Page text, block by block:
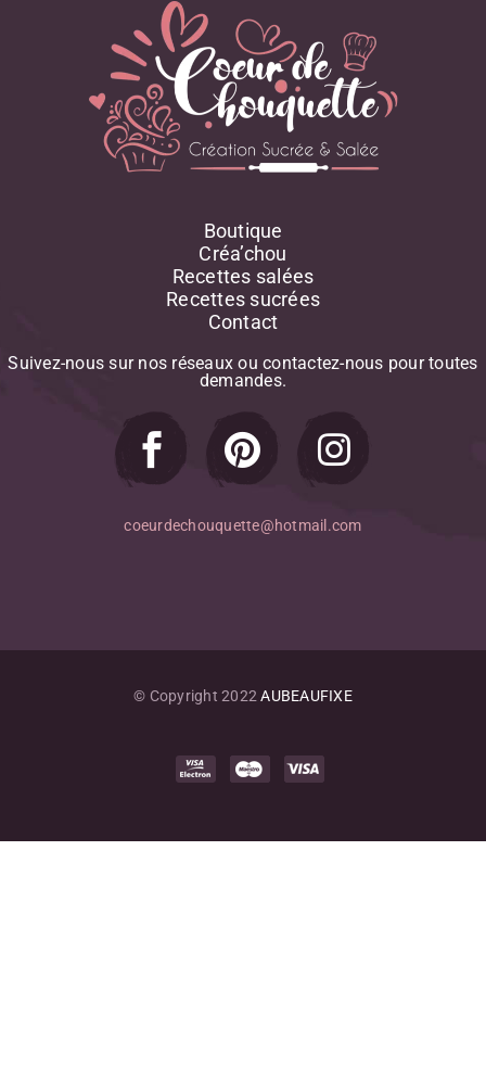
Boutique
Créa’chou
Recettes salées
Recettes sucrées
Contact
Suivez-nous sur nos réseaux ou contactez-nous pour toutes
demandes.
coeurdechouquette@hotmail.com
© Copyright 2022 AUBEAUFIXE